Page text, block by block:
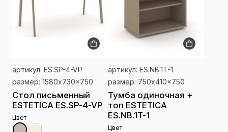
артикул: ES.SP-4-VP
размер: 1580x730x750
Стол письменный
ESTETICA ES.SP-4-VP
Цвет
артикул: ES.NB.1T-1
размер: 750x410x750
Тумба одиночная +
топ ESTETICA
ES.NB.1T-1
Цвет